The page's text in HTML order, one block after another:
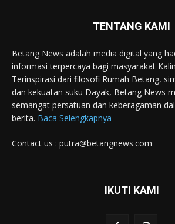
TENTANG KAMI
Betang News adalah media digital yang
informasi terpercaya bagi masyarakat
Terinspirasi dari filosofi Rumah Betang,
dan kekuatan suku Dayak, Betang News
semangat persatuan dan keberagaman
berita. Baca Selengkapnya
Contact us : putra@betangnews.com
IKUTI KAMI